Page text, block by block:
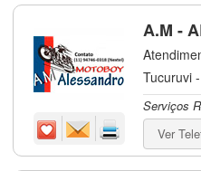
A.M -
Tucuruvi
Serviços
Ver